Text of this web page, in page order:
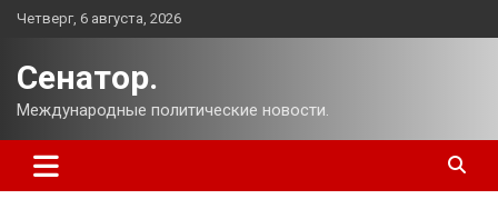
Перейти
Четверг, 6 августа, 2026
Сенатор.
Международные политические новости.